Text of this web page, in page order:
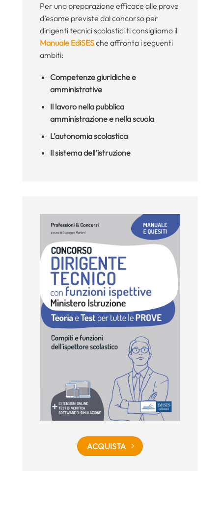
Per una preparazione efficace alle prove
d’esame previste dal concorso per
dirigenti tecnici scolastici ti consigliamo il
Manuale EdiSESche affronta i seguenti
ambiti:
Competenze giuridiche e
amministrative
Il lavoro nella pubblica
amministrazione e nella scuola
L’autonomia scolastica
Il sistema dell’istruzione
ACQUISTA